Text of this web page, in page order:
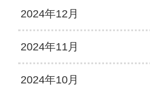
2024年12月
2024年11月
2024年10月